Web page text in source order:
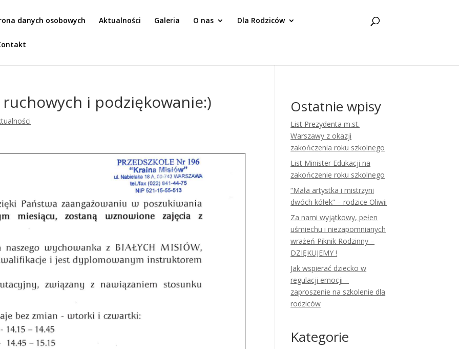
danych osobowych Aktualności Galeria O nas Dla Rodziców
i podziękowanie:) Ostatnie wpisy
List Prezydenta m.st.
Warszawy z okazji
zakończenia roku szkolnego
List Minister Edukacji na
zakończenie roku szkolnego
“Mała artystka i mistrzyni
dwóch kółek” – rodzice Oliwii
Za nami wyjątkowy, pełen
uśmiechu i niezapomnianych
wrażeń Piknik Rodzinny –
DZIĘKUJEMY !
Jak wspierać dziecko w
regulacji emocji –
zaproszenie na szkolenie dla
rodziców
Kategorie